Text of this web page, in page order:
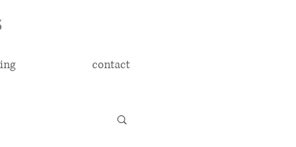
contact